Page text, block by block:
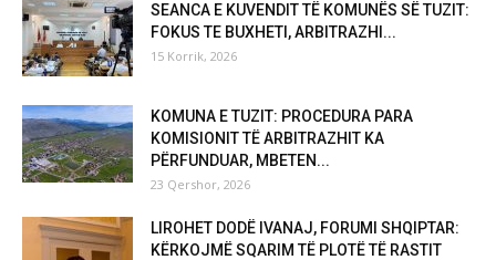
SEANCA E KUVENDIT TË KOMUNËS SË TUZIT:
FOKUS TE BUXHETI, ARBITRAZHI...
15 Korrik, 2026
KOMUNA E TUZIT: PROCEDURA PARA
KOMISIONIT TË ARBITRAZHIT KA
PËRFUNDUAR, MBETEN...
23 Qershor, 2026
LIROHET DODË IVANAJ, FORUMI SHQIPTAR:
KËRKOJMË SQARIM TË PLOTË TË RASTIT